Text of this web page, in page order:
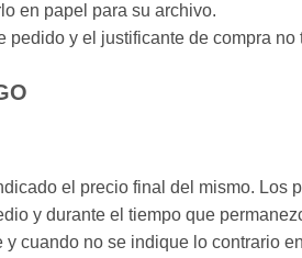
en papel para su archivo.
y el justificante de compra
el precio final del mismo. Los
y durante el tiempo que
cuando no se indique lo contrario